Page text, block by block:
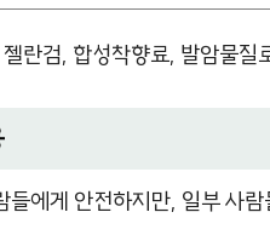
란검, 합성착향료, 발암물질
들에게 안전하지만, 일부 사